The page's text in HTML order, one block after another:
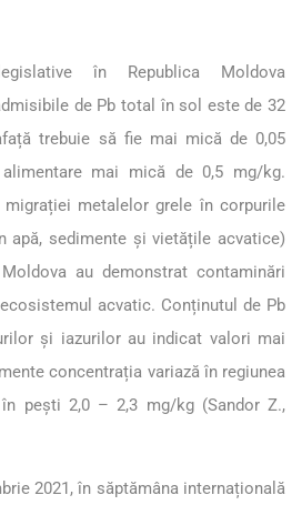
în Republica Moldova
de Pb total în sol este de 32
trebuie să fie mai mică de 0,05
mai mică de 0,5 mg/kg.
metalelor grele în corpurile
apă, sedimente și vietățile acvatice)
au demonstrat contaminări
acvatic. Conținutul de Pb
și iazurilor au indicat valori mai
concentrația variază în regiunea
pești 2,0 – 2,3 mg/kg (Sandor Z.,
2021, în săptămâna internațională